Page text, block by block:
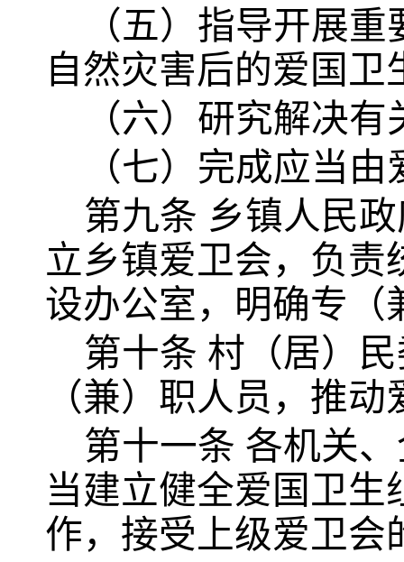
（五）指导开展
自然灾害后的爱国卫
（六）研究解决
（七）完成应当
第九条 乡镇人民
立乡镇爱卫会，负责
设办公室，明确专（
第十条 村（居）
（兼）职人员，推
第十一条 各机关
当建立健全爱国卫
作，接受上级爱卫会